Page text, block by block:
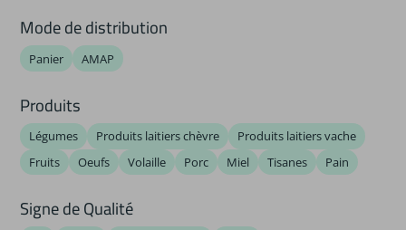
Mode de distribution
Panier AMAP
Produits
Légumes Produits laitiers chèvre
Produits laitiers vache
Fruits
Oeufs Volaille Porc Miel Tisanes Pain
Signe de Qualité